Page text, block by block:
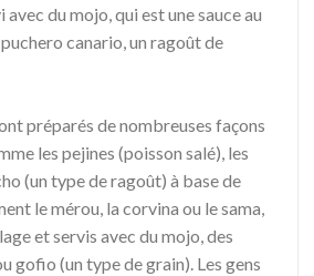
du mojo, qui est une sauce au
canario, un ragoût de
préparés de nombreuses façons
les pejines (poisson salé), les
(un type de ragoût) à base de
le mérou, la corvina ou le sama,
et servis avec du mojo, des
gofio (un type de grain). Les gens